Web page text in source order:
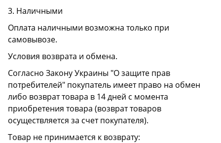
3. Наличными
Оплата наличными возможна только при
самовывозе.
Условия возврата и обмена.
Согласно Закону Украины "О защите прав
потребителей" покупатель имеет право на обмен
либо возврат товара в 14 дней с момента
приобретения товара (возврат товаров
осуществляется за счет покупателя).
Товар не принимается к возврату: